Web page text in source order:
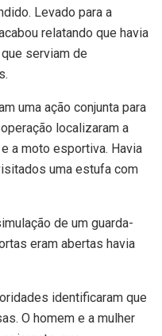
Levado para a
relatando que havia
serviam de
uma ação conjunta para
localizaram a
a moto esportiva. Havia
uma estufa com
de um guarda-
eram abertas havia
identificaram que
O homem e a mulher